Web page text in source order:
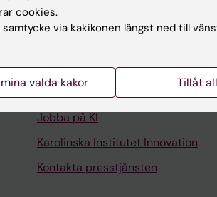
Universitetsbiblioteket
Stöd forskning och utbildning
Jobba på KI
Karolinska Institutet Innovation
Kontakta presstjänsten
cookies.
via kakikonen längst ned till
valda kakor Tillåt